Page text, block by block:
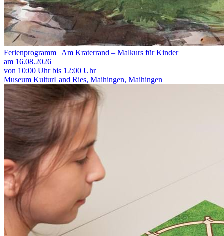
Ferienprogramm | Am Kraterrand – Malkurs für Kinder
am 16.08.2026
von 10:00 Uhr bis 12:00 Uhr
Museum KulturLand Ries, Maihingen, Maihingen